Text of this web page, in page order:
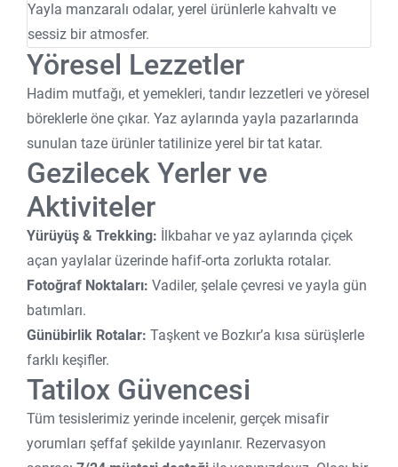
Yayla manzaralı odalar, yerel ürünlerle kahvaltı ve
sessiz bir atmosfer.
Yöresel Lezzetler
Hadim mutfağı, et yemekleri, tandır lezzetleri ve yöresel
böreklerle öne çıkar. Yaz aylarında yayla pazarlarında
sunulan taze ürünler tatilinize yerel bir tat katar.
Gezilecek Yerler ve
Aktiviteler
Yürüyüş & Trekking: İlkbahar ve yaz aylarında çiçek
açan yaylalar üzerinde hafif-orta zorlukta rotalar.
Fotoğraf Noktaları: Vadiler, şelale çevresi ve yayla gün
batımları.
Günübirlik Rotalar: Taşkent ve Bozkır’a kısa sürüşlerle
farklı keşifler.
Tatilox Güvencesi
Tüm tesislerimiz yerinde incelenir, gerçek misafir
yorumları şeffaf şekilde yayınlanır. Rezervasyon